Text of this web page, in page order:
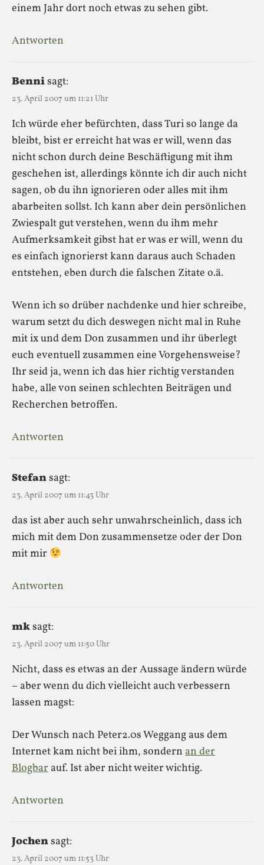
einem Jahr dort noch etwas zu sehen gibt.
Antworten
Bennisagt:
23. April 2007 um 11:21 Uhr
Ich würde eher befürchten, dass Turi so lange da
bleibt, bist er erreicht hat was er will, wenn das
nicht schon durch deine Beschäftigung mit ihm
geschehen ist, allerdings könnte ich dir auch nicht
sagen, ob du ihn ignorieren oder alles mit ihm
abarbeiten sollst. Ich kann aber dein persönlichen
Zwiespalt gut verstehen, wenn du ihm mehr
Aufmerksamkeit gibst hat er was er will, wenn du
es einfach ignorierst kann daraus auch Schaden
entstehen, eben durch die falschen Zitate o.ä.
Wenn ich so drüber nachdenke und hier schreibe,
warum setzt du dich deswegen nicht mal in Ruhe
mit ix und dem Don zusammen und ihr überlegt
euch eventuell zusammen eine Vorgehensweise?
Ihr seid ja, wenn ich das hier richtig verstanden
habe, alle von seinen schlechten Beiträgen und
Recherchen betroffen.
Antworten
Stefansagt:
23. April 2007 um 11:43 Uhr
das ist aber auch sehr unwahrscheinlich, dass ich
mich mit dem Don zusammensetze oder der Don
mit mir
Antworten
mksagt:
23. April 2007 um 11:50 Uhr
Nicht, dass es etwas an der Aussage ändern würde
– aber wenn du dich vielleicht auch verbessern
lassen magst:
Der Wunsch nach Peter2.0s Weggang aus dem
Internet kam nicht bei ihm, sondern an der
Blogbar auf. Ist aber nicht weiter wichtig.
Antworten
Jochensagt:
23. April 2007 um 11:53 Uhr